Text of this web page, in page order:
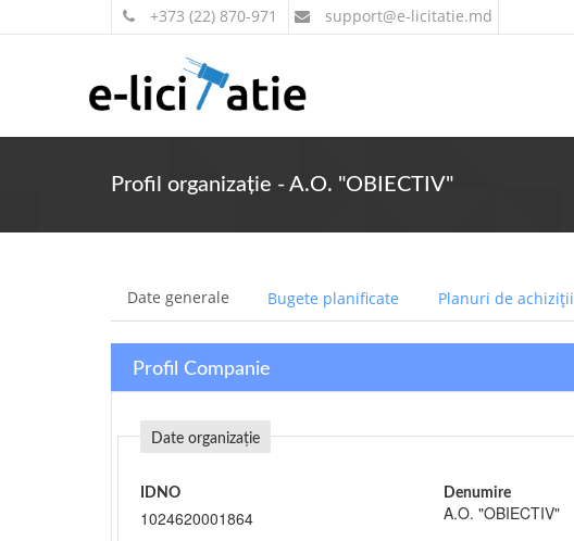
+373 (22) 870-971 support@e-licitatie.md
Profil organizație - A.O. "OBIECTIV"
Date generale Bugete planificate Planuri de achiziții
Profil Companie
Date organizație
IDNO
1024620001864
Denumire
A.O. "OBIECTIV"